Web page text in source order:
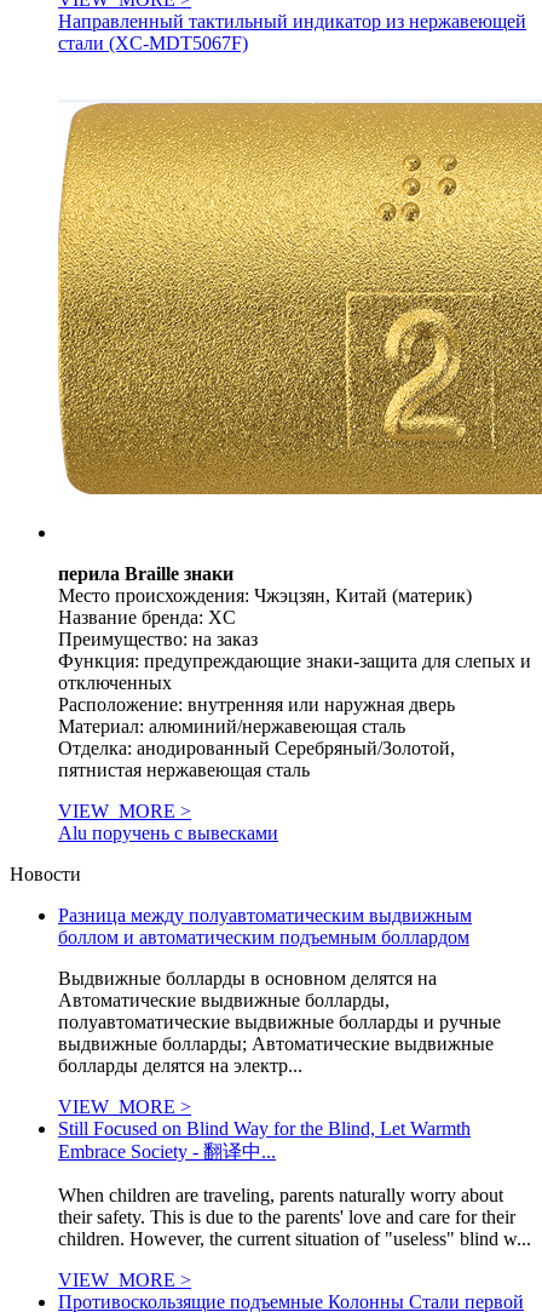
Направленный тактильный индикатор из нержавеющей
стали (XC-MDT5067F)
перила Braille знаки
Место происхождения: Чжэцзян, Китай (материк)
Название бренда: XC
Преимущество: на заказ
Функция: предупреждающие знаки-защита для слепых и
отключенных
Расположение: внутренняя или наружная дверь
Материал: алюминий/нержавеющая сталь
Отделка: анодированный Серебряный/Золотой,
пятнистая нержавеющая сталь
VIEW_MORE >
Alu поручень с вывесками
Новости
Разница между полуавтоматическим выдвижным
боллом и автоматическим подъемным боллардом
Выдвижные болларды в основном делятся на
Автоматические выдвижные болларды,
полуавтоматические выдвижные болларды и ручные
выдвижные болларды; Автоматические выдвижные
болларды делятся на электр...
VIEW_MORE >
Still Focused on Blind Way for the Blind, Let Warmth
Embrace Society - 翻译中...
When children are traveling, parents naturally worry about
their safety. This is due to the parents' love and care for their
children. However, the current situation of "useless" blind w...
VIEW_MORE >
Противоскользящие подъемные Колонны Стали первой